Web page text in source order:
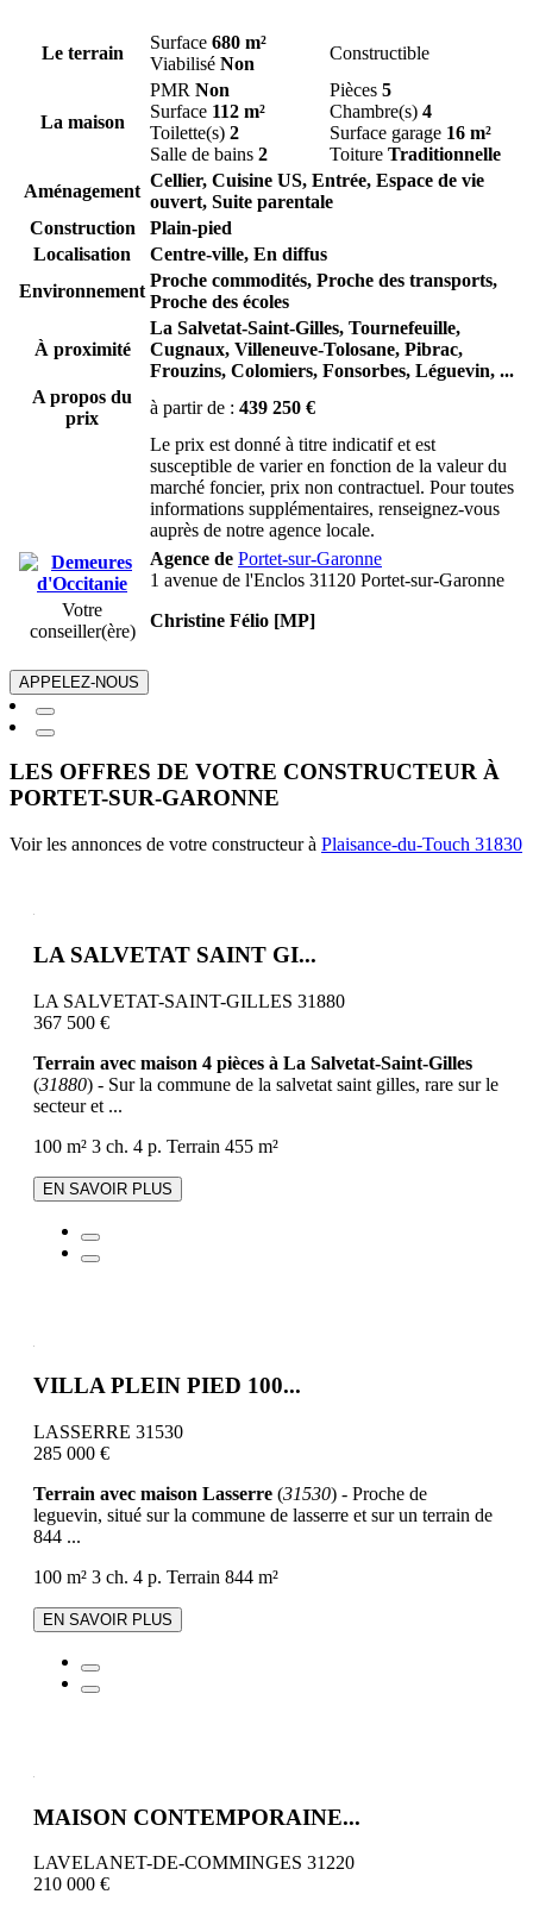
Le terrain
Surface 680 m²
Viabilisé Non
Constructible
La maison
PMR Non
Surface 112 m²
Toilette(s) 2
Salle de bains 2
Pièces 5
Chambre(s) 4
Surface garage 16 m²
Toiture Traditionnelle
Aménagement
Cellier, Cuisine US, Entrée, Espace de vie
ouvert, Suite parentale
Construction
Plain-pied
Localisation
Centre-ville, En diffus
Environnement
Proche commodités, Proche des transports,
Proche des écoles
À proximité
La Salvetat-Saint-Gilles, Tournefeuille,
Cugnaux, Villeneuve-Tolosane, Pibrac,
Frouzins, Colomiers, Fonsorbes, Léguevin, ...
A propos du
prix
à partir de : 439 250 €
Le prix est donné à titre indicatif et est
susceptible de varier en fonction de la valeur du
marché foncier, prix non contractuel. Pour toutes
informations supplémentaires, renseignez-vous
auprès de notre agence locale.
Agence de Portet-sur-Garonne
1 avenue de l'Enclos 31120 Portet-sur-Garonne
Votre
conseiller(ère)
Christine Félio [MP]
APPELEZ-NOUS
LES OFFRES DE VOTRE CONSTRUCTEUR À
PORTET-SUR-GARONNE
Voir les annonces de votre constructeur à Plaisance-du-Touch 31830
LA SALVETAT SAINT GI...
LA SALVETAT-SAINT-GILLES 31880
367 500 €
Terrain avec maison 4 pièces à La Salvetat-Saint-Gilles
(31880) - Sur la commune de la salvetat saint gilles, rare sur le
secteur et ...
100 m² 3 ch. 4 p. Terrain 455 m²
EN SAVOIR PLUS
VILLA PLEIN PIED 100...
LASSERRE 31530
285 000 €
Terrain avec maison Lasserre (31530) - Proche de
leguevin, situé sur la commune de lasserre et sur un terrain de
844 ...
100 m² 3 ch. 4 p. Terrain 844 m²
EN SAVOIR PLUS
MAISON CONTEMPORAINE...
LAVELANET-DE-COMMINGES 31220
210 000 €